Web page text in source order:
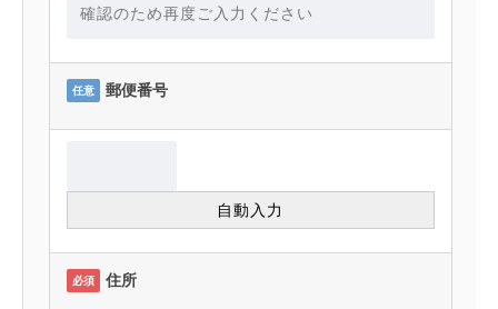
任意 郵便番号
必須 住所